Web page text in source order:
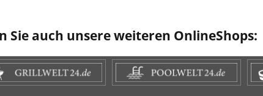
Sie auch unsere weiteren OnlineShops: